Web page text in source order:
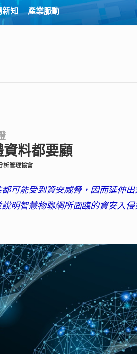
新知 產業脈動
料都要顧
析管理協會
可能受到資安威脅，因而延伸
明智慧物聯網所面臨的資安入